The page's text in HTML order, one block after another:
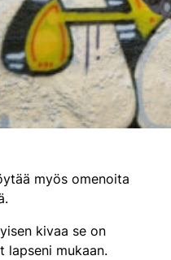
myös omenoita
kivaa se on
lapseni mukaan.